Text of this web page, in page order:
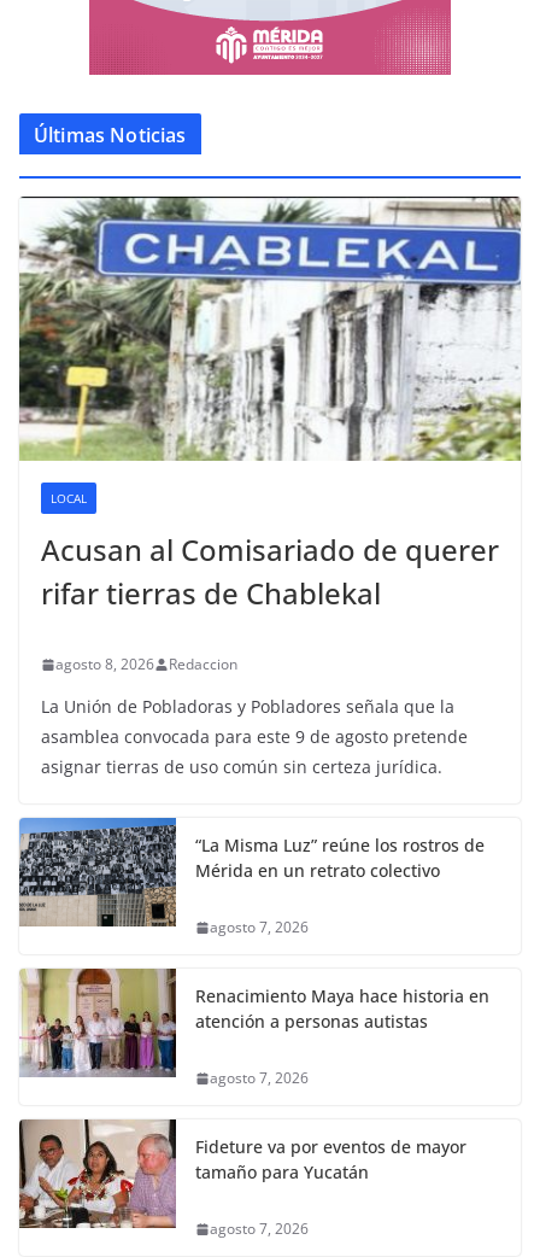
Últimas Noticias
LOCAL
Acusan al Comisariado de querer
rifar tierras de Chablekal
agosto 8, 2026 Redaccion
La Unión de Pobladoras y Pobladores señala que la
asamblea convocada para este 9 de agosto pretende
asignar tierras de uso común sin certeza jurídica.
“La Misma Luz” reúne los rostros de
Mérida en un retrato colectivo
agosto 7, 2026
Renacimiento Maya hace historia en
atención a personas autistas
agosto 7, 2026
Fideture va por eventos de mayor
tamaño para Yucatán
agosto 7, 2026